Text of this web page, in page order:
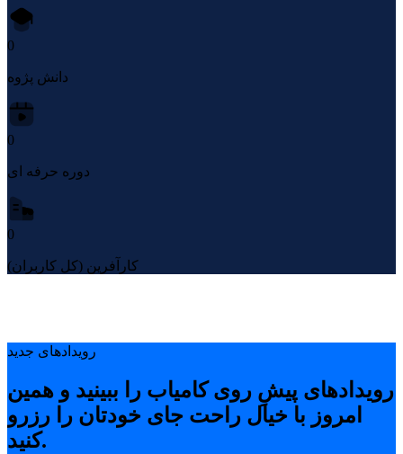
0
دانش پژوه
0
دوره حرفه ای
0
کارآفرین (کل کاربران)
رویدادهای جدید
رویدادهای پیشِ روی کامیاب را ببینید و همین
امروز با خیال راحت جای خودتان را رزرو
کنید.